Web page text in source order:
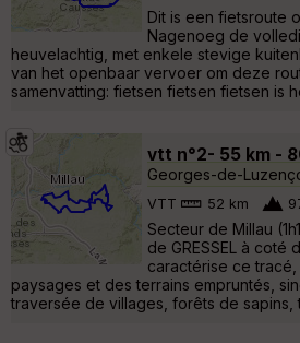
Dit is een fietsroute
Nagenoeg de
heuvelachtig, met enkele stevige
van het openbaar vervoer om deze
samenvatting: fietsen fietsen fietsen is
vtt n°2- 55 km -
Georges-de-
VTT 52 km
Secteur de Millau
de GRESSEL à coté
caractérise ce
paysages et des terrains empruntés,
traversée de villages, forêts de sapins,